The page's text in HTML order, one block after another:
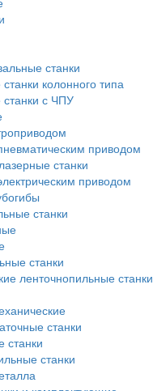
станки
колонного типа
с ЧПУ
приводом
станки
приводом
станки
станки
ленточнопильные станки
станки
станки
станки